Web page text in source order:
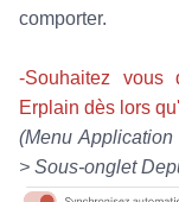
comporter.
-Souhaitez vous
Erplain dès lors
(Menu
> Sous-onglet